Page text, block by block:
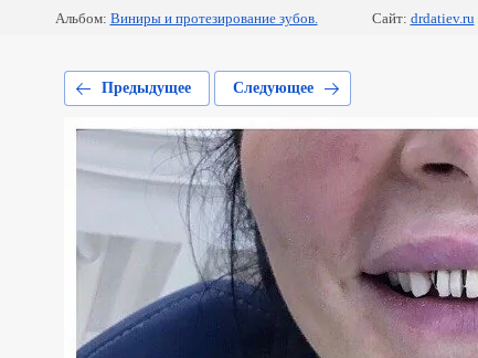
Альбом: Виниры и протезирование зубов. Сайт: drdatiev.ru
Предыдущее Следующее